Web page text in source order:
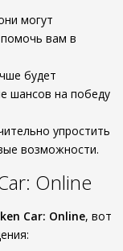
могут
вам в
будет
шансов на победу
упростить
возможности.
Online
Car: Online, вот